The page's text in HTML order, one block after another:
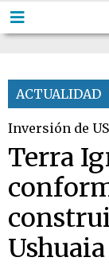
ACTUALIDAD
Inversión de
Terra
Ushuaia